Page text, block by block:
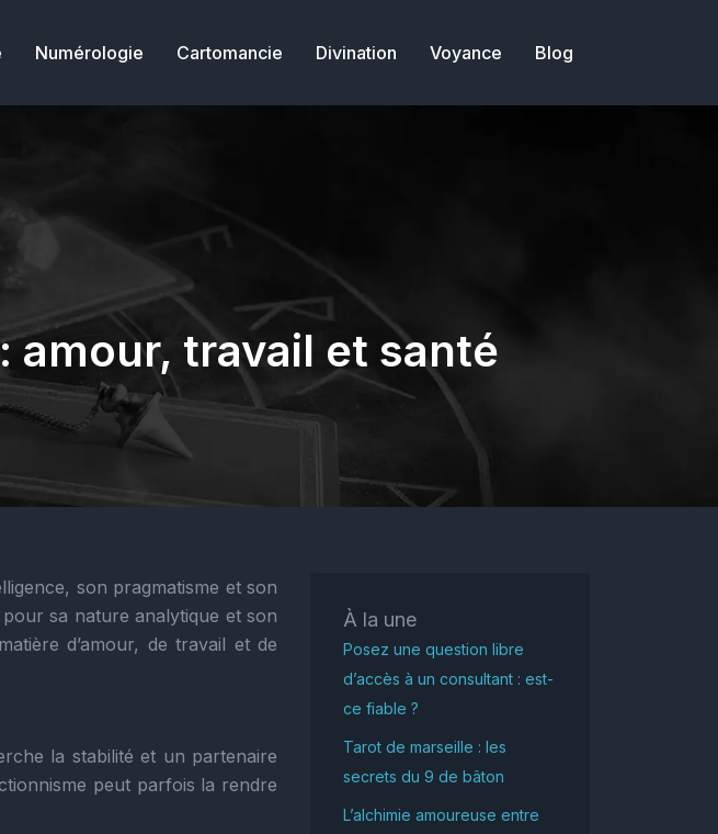
Numérologie Cartomancie Divination Voyance Blog
amour, travail et santé
son pragmatisme et son
sa nature analytique et son
d’amour, de travail et de
la stabilité et un partenaire
peut parfois la rendre
À la une
Posez une question libre
d’accès à un consultant : est-
ce fiable ?
Tarot de marseille : les
secrets du 9 de bâton
L’alchimie amoureuse entre